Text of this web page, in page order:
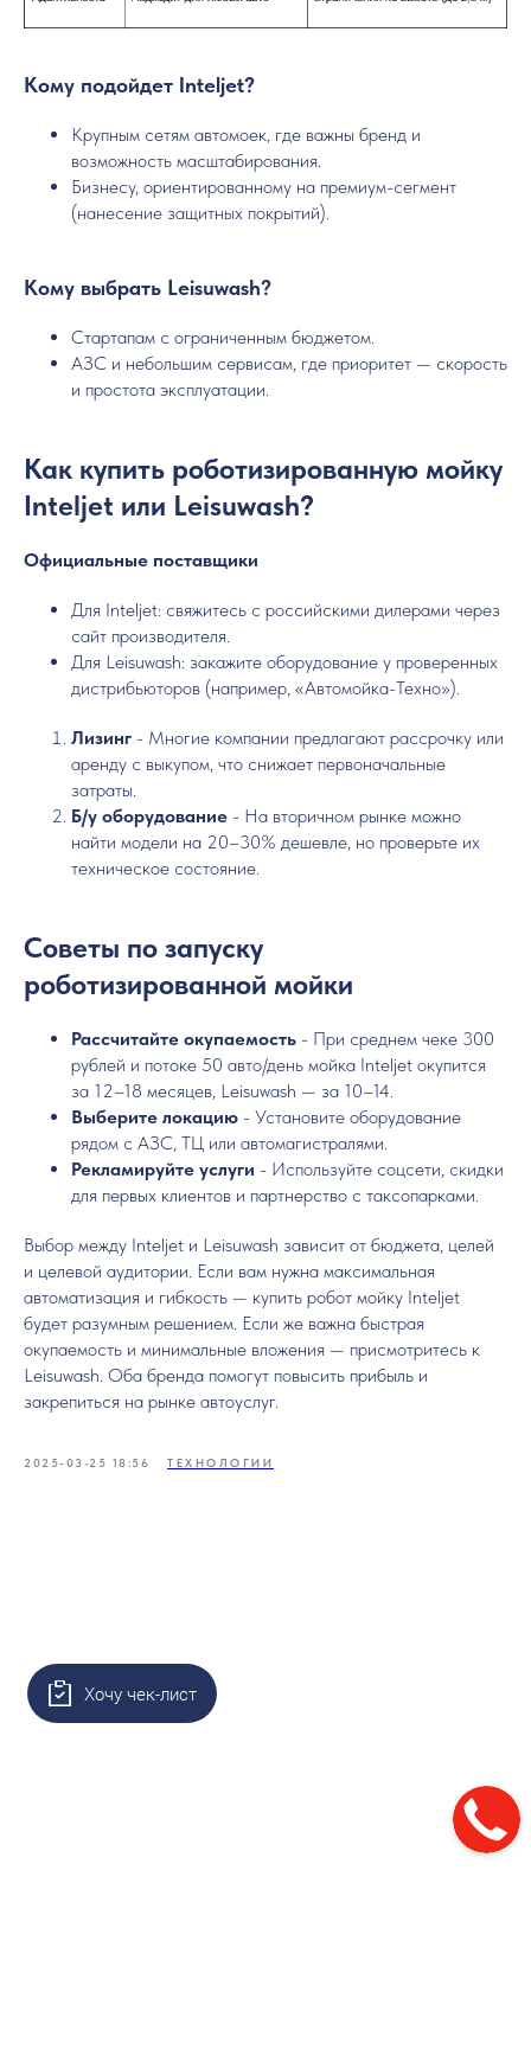
Кому подойдет Inteljet?
Крупным сетям автомоек, где важны бренд и
возможность масштабирования.
Бизнесу, ориентированному на премиум-сегмент
(нанесение защитных покрытий).
Кому выбрать Leisuwash?
Стартапам с ограниченным бюджетом.
АЗС и небольшим сервисам, где приоритет — скорость
и простота эксплуатации.
Как купить роботизированную мойку
Inteljet или Leisuwash?
Официальные поставщики
Для Inteljet: свяжитесь с российскими дилерами через
сайт производителя.
Для Leisuwash: закажите оборудование у проверенных
дистрибьюторов (например, «Автомойка-Техно»).
Лизинг - Многие компании предлагают рассрочку или
аренду с выкупом, что снижает первоначальные
затраты.
Б/у оборудование - На вторичном рынке можно
найти модели на 20–30% дешевле, но проверьте их
техническое состояние.
Советы по запуску
роботизированной мойки
Рассчитайте окупаемость - При среднем чеке 300
рублей и потоке 50 авто/день мойка Inteljet окупится
за 12–18 месяцев, Leisuwash — за 10–14.
Выберите локацию - Установите оборудование
рядом с АЗС, ТЦ или автомагистралями.
Рекламируйте услуги - Используйте соцсети, скидки
для первых клиентов и партнерство с таксопарками.
Выбор между Inteljet и Leisuwash зависит от бюджета, целей
и целевой аудитории. Если вам нужна максимальная
автоматизация и гибкость — купить робот мойку Inteljet
будет разумным решением. Если же важна быстрая
окупаемость и минимальные вложения — присмотритесь к
Leisuwash. Оба бренда помогут повысить прибыль и
закрепиться на рынке автоуслуг.
2025-03-25 18:56 ТЕХНОЛОГИИ
Хочу чек-лист